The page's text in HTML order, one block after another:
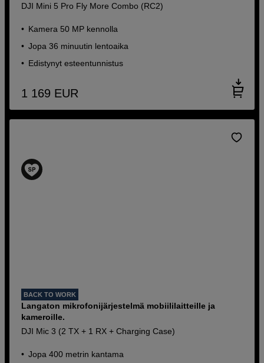
DJI Mini 5 Pro Fly More Combo (RC2)
Kamera 50 MP kennolla
Jopa 36 minuutin lentoaika
Edistynyt esteentunnistus
1 169 EUR
BACK TO WORK
Langaton mikrofonijärjestelmä mobiililaitteille ja
kameroille.
DJI Mic 3 (2 TX + 1 RX + Charging Case)
Jopa 400 metrin kantama